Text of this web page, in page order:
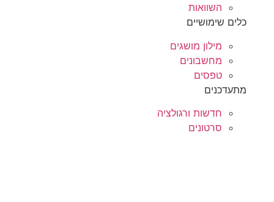
השוואות
כלים שימושיים
מילון מושגים
מחשבונים
טפסים
מתעדכנים
חדשות ורגולציה
סרטונים